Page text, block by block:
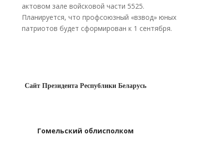
актовом зале войсковой части 5525.
Планируется, что профсоюзный «взвод» юных
патриотов будет сформирован к 1 сентября.
Сайт Президента Республики Беларусь
Гомельский облисполком